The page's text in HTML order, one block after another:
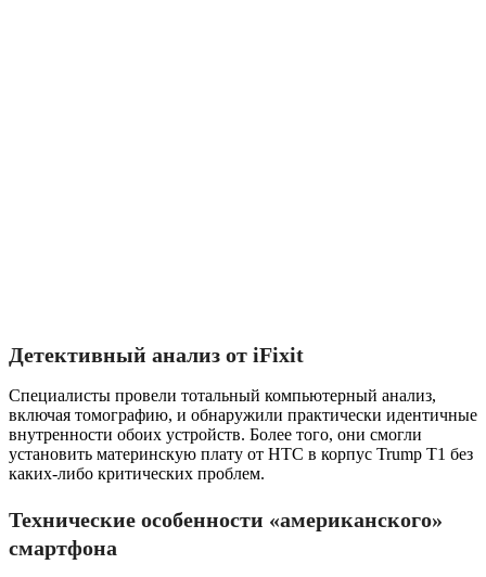
Детективный анализ от iFixit
Специалисты провели тотальный компьютерный анализ,
включая томографию, и обнаружили практически идентичные
внутренности обоих устройств. Более того, они смогли
установить материнскую плату от HTC в корпус Trump T1 без
каких-либо критических проблем.
Технические особенности «американского»
смартфона